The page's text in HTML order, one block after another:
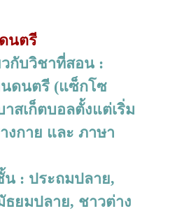
นตรี
วกับวิชาที่สอน :
ดนตรี (แซ็กโซ
สเก็ตบอลตั้งแต่เริ่ม
งกาย และ ภาษา
: ประถมปลาย,
ยมปลาย, ชาวต่าง